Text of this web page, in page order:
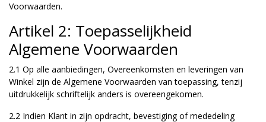
Voorwaarden.
Artikel 2: Toepasselijkheid
Algemene Voorwaarden
2.1 Op alle aanbiedingen, Overeenkomsten en leveringen van
Winkel zijn de Algemene Voorwaarden van toepassing, tenzij
uitdrukkelijk schriftelijk anders is overeengekomen.
2.2 Indien Klant in zijn opdracht, bevestiging of mededeling